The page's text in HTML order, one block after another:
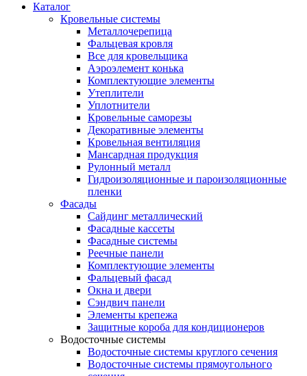
Каталог
Кровельные системы
Металлочерепица
Фальцевая кровля
Все для кровельщика
Аэроэлемент конька
Комплектующие элементы
Утеплители
Уплотнители
Кровельные саморезы
Декоративные элементы
Кровельная вентиляция
Мансардная продукция
Рулонный металл
Гидроизоляционные и пароизоляционные
пленки
Фасады
Сайдинг металлический
Фасадные кассеты
Фасадные системы
Реечные панели
Комплектующие элементы
Фальцевый фасад
Окна и двери
Сэндвич панели
Элементы крепежа
Защитные короба для кондиционеров
Водосточные системы
Водосточные системы круглого сечения
Водосточные системы прямоугольного